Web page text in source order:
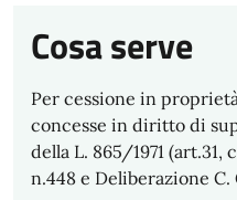
Cosa serve
Per cessione in
concesse in diritto di
della L. 865/1971 (art.31,
n.448 e Deliberazione